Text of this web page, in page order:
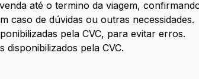
até o termino da viagem,
caso de dúvidas ou outras necessidades.
pela CVC, para evitar erros.
pela CVC.